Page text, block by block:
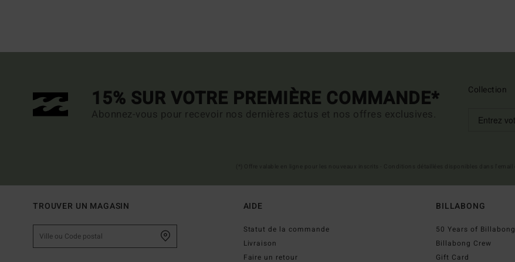
15% SUR VOTRE PREMIÈRE COMMANDE*
Abonnez-vous pour recevoir nos dernières actus et nos offres exclusives.
Collection
TROUVER UN MAGASIN AIDE
Statut de la commande
Livraison
Faire un retour
BILLABONG
50 Years of Billabong
Billabong Crew
Gift Card